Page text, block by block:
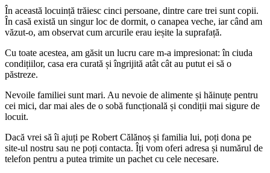
În această locuință trăiesc cinci persoane, dintre care trei sunt copii.
În casă există un singur loc de dormit, o canapea veche, iar când am
văzut-o, am observat cum arcurile erau ieșite la suprafață.
Cu toate acestea, am găsit un lucru care m-a impresionat: în ciuda
condițiilor, casa era curată și îngrijită atât cât au putut ei să o
păstreze.
Nevoile familiei sunt mari. Au nevoie de alimente și hăinuțe pentru
cei mici, dar mai ales de o sobă funcțională și condiții mai sigure de
locuit.
Dacă vrei să îi ajuți pe Robert Călănoș și familia lui, poți dona pe
site-ul nostru sau ne poți contacta. Îți vom oferi adresa și numărul de
telefon pentru a putea trimite un pachet cu cele necesare.